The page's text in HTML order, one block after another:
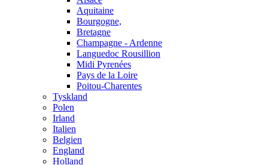
Aquitaine
Bourgogne,
Bretagne
Champagne - Ardenne
Languedoc Rousillion
Midi Pyrenées
Pays de la Loire
Poitou-Charentes
Tyskland
Polen
Irland
Italien
Belgien
England
Holland